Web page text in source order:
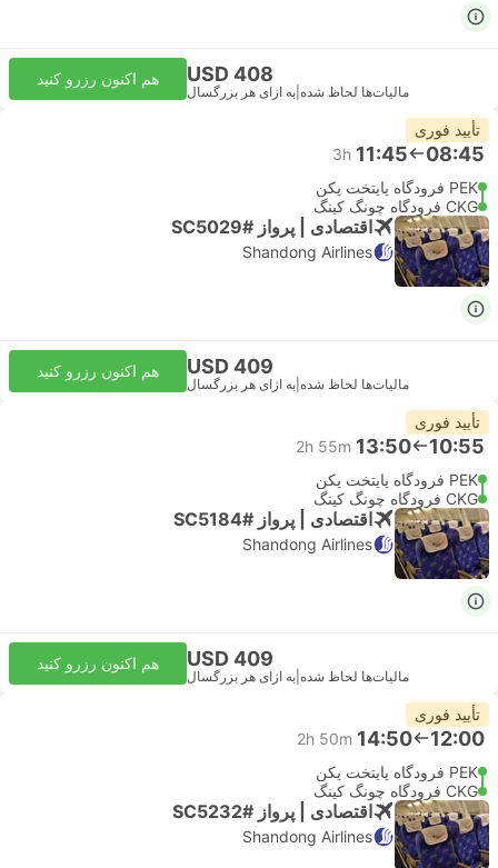
USD 408
مالیات‌ها لحاظ شده به ازای هر بزرگسال
هم اکنون رزرو کنید
تأیید فوری
08:45
11:45
3h
PEK فرودگاه پایتخت پکن
CKG فرودگاه چونگ کینگ
اقتصادی | پرواز #SC5029
Shandong Airlines
USD 409
مالیات‌ها لحاظ شده به ازای هر بزرگسال
هم اکنون رزرو کنید
تأیید فوری
10:55
13:50
2h 55m
PEK فرودگاه پایتخت پکن
CKG فرودگاه چونگ کینگ
اقتصادی | پرواز #SC5184
Shandong Airlines
USD 409
مالیات‌ها لحاظ شده به ازای هر بزرگسال
هم اکنون رزرو کنید
تأیید فوری
12:00
14:50
2h 50m
PEK فرودگاه پایتخت پکن
CKG فرودگاه چونگ کینگ
اقتصادی | پرواز #SC5232
Shandong Airlines